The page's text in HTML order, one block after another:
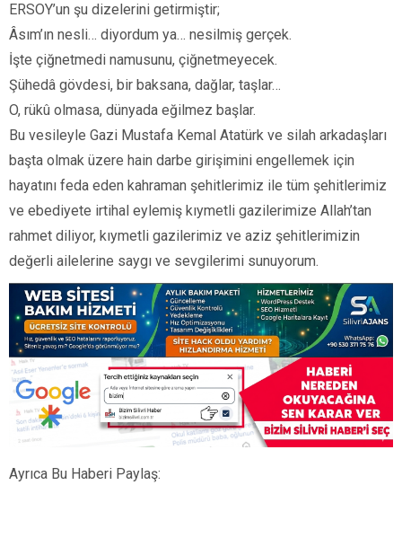
ERSOY’un şu dizelerini getirmiştir;
Âsım’ın nesli… diyordum ya… nesilmiş gerçek.
İşte çiğnetmedi namusunu, çiğnetmeyecek.
Şühedâ gövdesi, bir baksana, dağlar, taşlar…
O, rükû olmasa, dünyada eğilmez başlar.
Bu vesileyle Gazi Mustafa Kemal Atatürk ve silah arkadaşları
başta olmak üzere hain darbe girişimini engellemek için
hayatını feda eden kahraman şehitlerimiz ile tüm şehitlerimiz
ve ebediyete irtihal eylemiş kıymetli gazilerimize Allah’tan
rahmet diliyor, kıymetli gazilerimiz ve aziz şehitlerimizin
değerli ailelerine saygı ve sevgilerimi sunuyorum.
Ayrıca Bu Haberi Paylaş: